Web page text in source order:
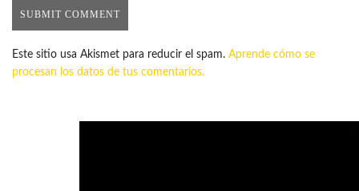
Este sitio usa Akismet para reducir el spam. Aprende cómo se
procesan los datos de tus comentarios.